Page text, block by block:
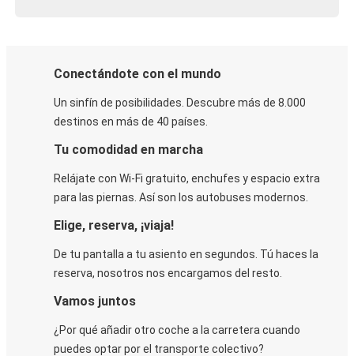
Conectándote con el mundo
Un sinfín de posibilidades. Descubre más de 8.000
destinos en más de 40 países.
Tu comodidad en marcha
Relájate con Wi-Fi gratuito, enchufes y espacio extra
para las piernas. Así son los autobuses modernos.
Elige, reserva, ¡viaja!
De tu pantalla a tu asiento en segundos. Tú haces la
reserva, nosotros nos encargamos del resto.
Vamos juntos
¿Por qué añadir otro coche a la carretera cuando
puedes optar por el transporte colectivo?